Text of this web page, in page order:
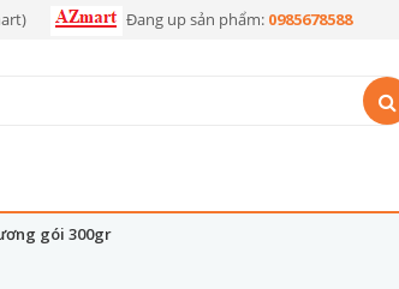
Đang up sản phẩm: 0985678588
gói 300gr